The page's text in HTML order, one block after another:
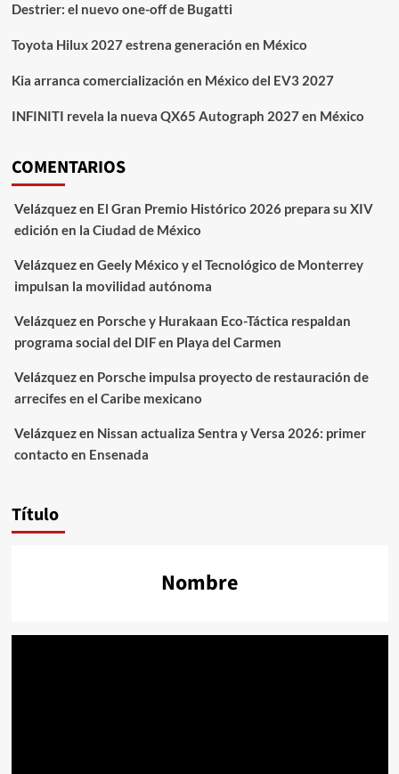
Destrier: el nuevo one-off de Bugatti
Toyota Hilux 2027 estrena generación en México
Kia arranca comercialización en México del EV3 2027
INFINITI revela la nueva QX65 Autograph 2027 en México
COMENTARIOS
Velázquezen El Gran Premio Histórico 2026 prepara su XIV
edición en la Ciudad de México
Velázquezen Geely México y el Tecnológico de Monterrey
impulsan la movilidad autónoma
Velázquezen Porsche y Hurakaan Eco-Táctica respaldan
programa social del DIF en Playa del Carmen
Velázquezen Porsche impulsa proyecto de restauración de
arrecifes en el Caribe mexicano
Velázquezen Nissan actualiza Sentra y Versa 2026: primer
contacto en Ensenada
Título
Nombre